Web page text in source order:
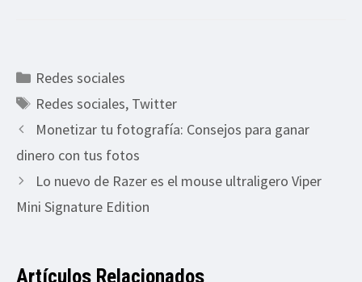
Categorías
Redes sociales
Etiquetas
Redes sociales, Twitter
Monetizar tu fotografía: Consejos para ganar
dinero con tus fotos
Lo nuevo de Razer es el mouse ultraligero Viper
Mini Signature Edition
Artículos Relacionados